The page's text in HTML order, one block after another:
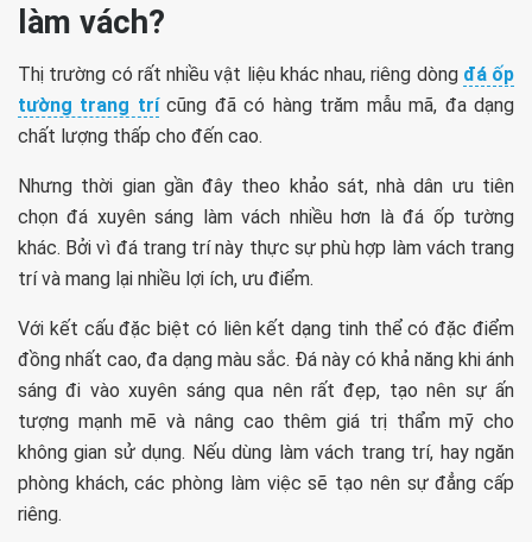
làm vách?
Thị trường có rất nhiều vật liệu khác nhau, riêng dòng đá ốp
tường trang trícũng đã có hàng trăm mẫu mã, đa dạng
chất lượng thấp cho đến cao.
Nhưng thời gian gần đây theo khảo sát, nhà dân ưu tiên
chọn đá xuyên sáng làm vách nhiều hơn là đá ốp tường
khác. Bởi vì đá trang trí này thực sự phù hợp làm vách trang
trí và mang lại nhiều lợi ích, ưu điểm.
Với kết cấu đặc biệt có liên kết dạng tinh thể có đặc điểm
đồng nhất cao, đa dạng màu sắc. Đá này có khả năng khi ánh
sáng đi vào xuyên sáng qua nên rất đẹp, tạo nên sự ấn
tượng mạnh mẽ và nâng cao thêm giá trị thẩm mỹ cho
không gian sử dụng. Nếu dùng làm vách trang trí, hay ngăn
phòng khách, các phòng làm việc sẽ tạo nên sự đẳng cấp
riêng.